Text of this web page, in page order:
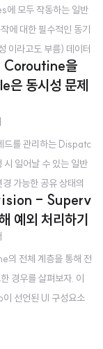
서 보여지는 접근 방식
모두 작동하는 일반
에 대한 필수적인 동기
이라고도 부름) 데이터
이라
를 사용할 수 있다. v
{ withContext
} }
Coroutine을
은 동시성 문제
를 관리하는 Dispatc
일어날 수 있는 일반
가능한 공유 상태의
식은 멀티 스레드 세
Coroutine에만 있다. C
천번 하는 수백개의 C
료 시간을 측정한다 :
Unit) { val n = 100
- Superv
예외 처리하기
전체 계층을 통해 전
경우를 살펴보자. 이
선언된 UI 구성요소
구성요소가 파괴되면